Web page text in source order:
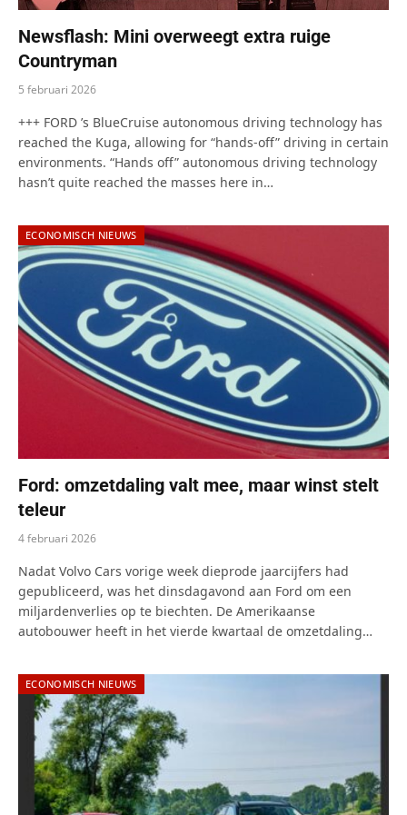
Newsflash: Mini overweegt extra ruige
Countryman
5 februari 2026
+++ FORD ’s BlueCruise autonomous driving technology has
reached the Kuga, allowing for “hands-off” driving in certain
environments. “Hands off” autonomous driving technology
hasn’t quite reached the masses here in…
ECONOMISCH NIEUWS
Ford: omzetdaling valt mee, maar winst stelt
teleur
4 februari 2026
Nadat Volvo Cars vorige week dieprode jaarcijfers had
gepubliceerd, was het dinsdagavond aan Ford om een
miljardenverlies op te biechten. De Amerikaanse
autobouwer heeft in het vierde kwartaal de omzetdaling…
ECONOMISCH NIEUWS